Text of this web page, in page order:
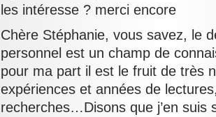
les intéresse ? merci encore
Chère Stéphanie, vous savez, le
personnel est un champ de
pour ma part il est le fruit de très
expériences et années de
recherches…Disons que j’en suis